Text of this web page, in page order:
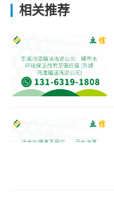
相关推荐